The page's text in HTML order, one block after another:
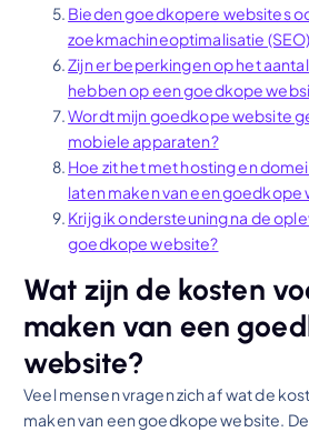
Bieden goedkopere websites
zoekmachineoptimalisatie
Zijn er beperkingen op het
hebben op een goedkope
Wordt mijn goedkope website
mobiele apparaten?
Hoe zit het met hosting en
laten maken van een goedkope
Krijg ik ondersteuning na de
goedkope website?
Wat zijn de kosten
maken van een
website?
Veel mensen vragen zich af wat de
maken van een goedkope website.